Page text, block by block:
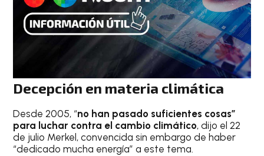
Decepción en materia climática
Desde 2005, “no han pasado suficientes cosas”
para luchar contra el cambio climático, dijo el 22
de julio Merkel, convencida sin embargo de haber
“dedicado mucha energía” a este tema.